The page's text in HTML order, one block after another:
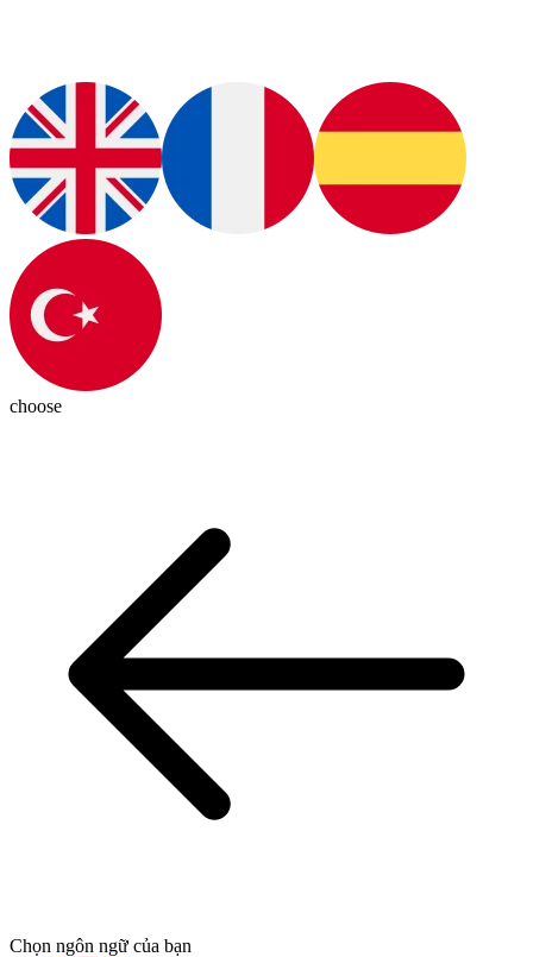
choose
Chọn ngôn ngữ của bạn